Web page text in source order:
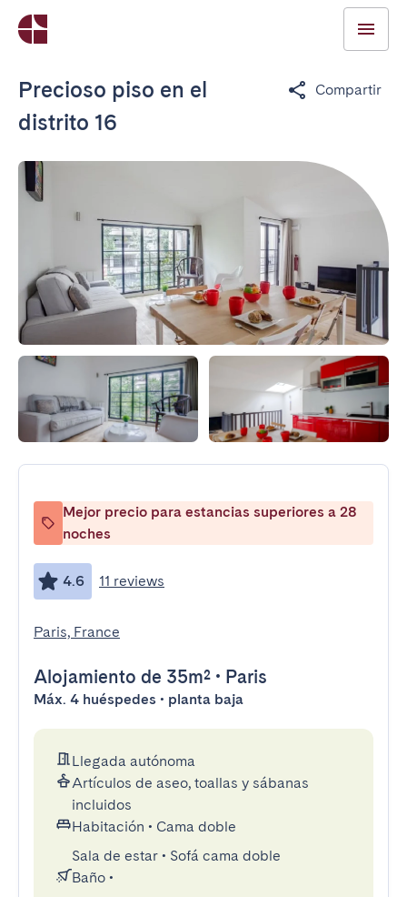
Precioso piso en el
distrito 16
Compartir
Mejor precio para estancias superiores a 28
noches
4.6 11 reviews
Paris, France
Alojamiento de 35m² • Paris
Máx. 4 huéspedes • planta baja
Llegada autónoma
Artículos de aseo, toallas y sábanas
incluidos
Habitación • Cama doble
Sala de estar • Sofá cama doble
Baño •